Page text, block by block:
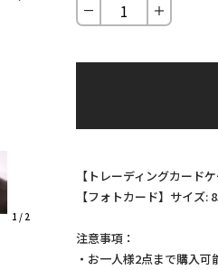
1 / 2
－ ＋
【トレーディングカード
【フォトカード】サイズ:
注意事項：
・お一人様2点まで購入可